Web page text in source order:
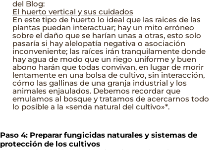
del Blog:
El huerto vertical y sus cuidados
En este tipo de huerto lo ideal que las raices de las
plantas puedan interactuar; hay un mito erróneo
sobre el daño que se harían unas a otras, esto solo
pasaría si hay alelopatía negativa o asociación
inconveniente; las raíces irán tranquilamente donde
hay agua de modo que un riego uniforme y buen
abono harán que todas convivan, en lugar de morir
lentamente en una bolsa de cultivo, sin interacción,
cómo las gallinas de una granja industrial y los
animales enjaulados. Debemos recordar que
emulamos al bosque y tratamos de acercarnos todo
lo posible a la «senda natural del cultivo»*.
Paso 4: Preparar fungicidas naturales y sistemas de
protección de los cultivos